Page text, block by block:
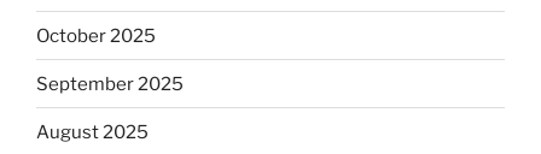
October 2025
September 2025
August 2025